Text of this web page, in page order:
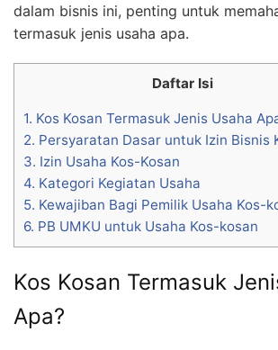
dalam bisnis ini, penting untuk
termasuk jenis usaha apa.
Daftar Isi
1. Kos Kosan Termasuk Jenis Usaha
2. Persyaratan Dasar untuk Izin Bisnis
3. Izin Usaha Kos-Kosan
4. Kategori Kegiatan Usaha
5. Kewajiban Bagi Pemilik Usaha Kos-
6. PB UMKU untuk Usaha Kos-kosan
Kos Kosan Termasuk
Apa?